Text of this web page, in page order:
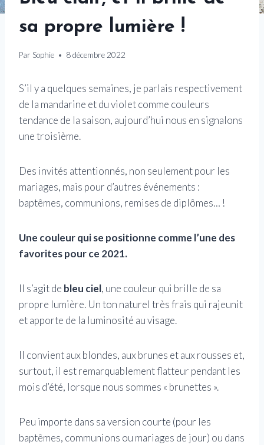
sa propre lumière !
Par Sophie 8 décembre 2022
S’il y a quelques semaines, je parlais respectivement
de la mandarine et du violet comme couleurs
tendance de la saison, aujourd’hui nous en signalons
une troisième.
Des invités attentionnés, non seulement pour les
mariages, mais pour d’autres événements :
baptêmes, communions, remises de diplômes… !
Une couleur qui se positionne comme l’une des
favorites pour ce 2021.
Il s’agit de bleu ciel, une couleur qui brille de sa
propre lumière. Un ton naturel très frais qui rajeunit
et apporte de la luminosité au visage.
Il convient aux blondes, aux brunes et aux rousses et,
surtout, il est remarquablement flatteur pendant les
mois d’été, lorsque nous sommes « brunettes ».
Peu importe dans sa version courte (pour les
baptêmes, communions ou mariages de jour) ou dans